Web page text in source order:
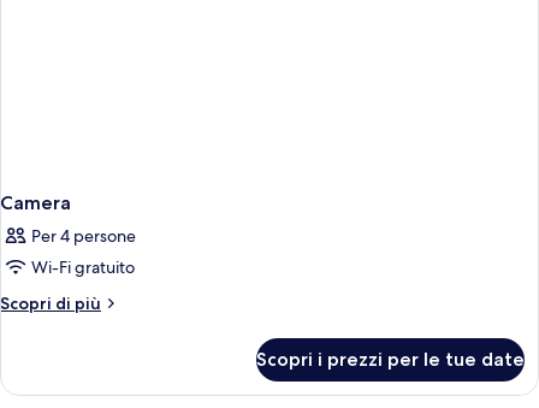
Camera
Per 4 persone
Wi-Fi gratuito
Scopri di più
Altri
Scopri i prezzi per le tue date